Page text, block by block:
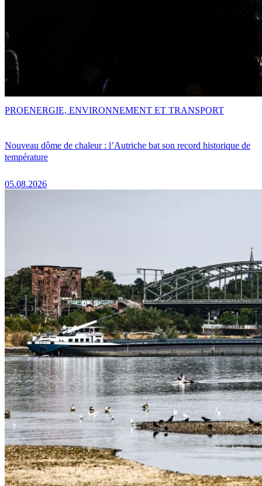
Nouveau dôme de chaleur : l’Autriche bat son record historique de
température
05.08.2026
PROENERGIE, ENVIRONNEMENT ET TRANSPORT